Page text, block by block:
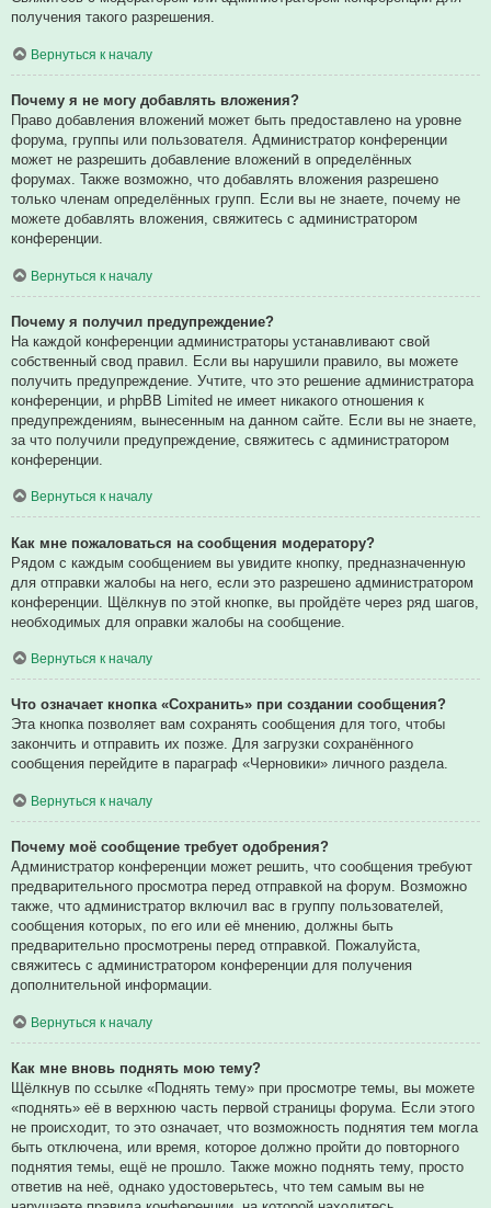
получения такого разрешения.
Вернуться к началу
Почему я не могу добавлять вложения?
Право добавления вложений может быть предоставлено на уровне
форума, группы или пользователя. Администратор конференции
может не разрешить добавление вложений в определённых
форумах. Также возможно, что добавлять вложения разрешено
только членам определённых групп. Если вы не знаете, почему не
можете добавлять вложения, свяжитесь с администратором
конференции.
Вернуться к началу
Почему я получил предупреждение?
На каждой конференции администраторы устанавливают свой
собственный свод правил. Если вы нарушили правило, вы можете
получить предупреждение. Учтите, что это решение администратора
конференции, и phpBB Limited не имеет никакого отношения к
предупреждениям, вынесенным на данном сайте. Если вы не знаете,
за что получили предупреждение, свяжитесь с администратором
конференции.
Вернуться к началу
Как мне пожаловаться на сообщения модератору?
Рядом с каждым сообщением вы увидите кнопку, предназначенную
для отправки жалобы на него, если это разрешено администратором
конференции. Щёлкнув по этой кнопке, вы пройдёте через ряд шагов,
необходимых для оправки жалобы на сообщение.
Вернуться к началу
Что означает кнопка «Сохранить» при создании сообщения?
Эта кнопка позволяет вам сохранять сообщения для того, чтобы
закончить и отправить их позже. Для загрузки сохранённого
сообщения перейдите в параграф «Черновики» личного раздела.
Вернуться к началу
Почему моё сообщение требует одобрения?
Администратор конференции может решить, что сообщения требуют
предварительного просмотра перед отправкой на форум. Возможно
также, что администратор включил вас в группу пользователей,
сообщения которых, по его или её мнению, должны быть
предварительно просмотрены перед отправкой. Пожалуйста,
свяжитесь с администратором конференции для получения
дополнительной информации.
Вернуться к началу
Как мне вновь поднять мою тему?
Щёлкнув по ссылке «Поднять тему» при просмотре темы, вы можете
«поднять» её в верхнюю часть первой страницы форума. Если этого
не происходит, то это означает, что возможность поднятия тем могла
быть отключена, или время, которое должно пройти до повторного
поднятия темы, ещё не прошло. Также можно поднять тему, просто
ответив на неё, однако удостоверьтесь, что тем самым вы не